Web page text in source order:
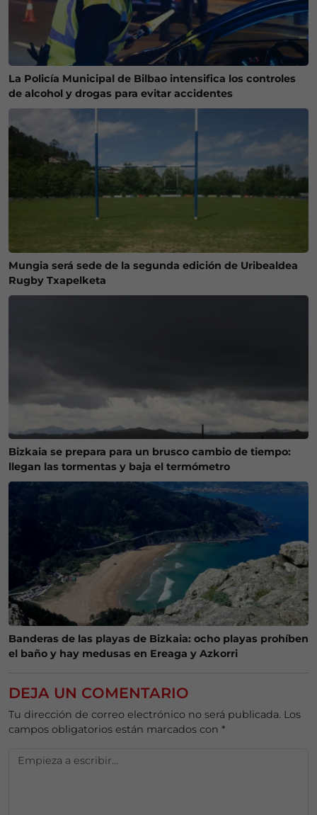
La Policía Municipal de Bilbao intensifica los controles
de alcohol y drogas para evitar accidentes
Mungia será sede de la segunda edición de Uribealdea
Rugby Txapelketa
Bizkaia se prepara para un brusco cambio de tiempo:
llegan las tormentas y baja el termómetro
Banderas de las playas de Bizkaia: ocho playas prohíben
el baño y hay medusas en Ereaga y Azkorri
DEJA UN COMENTARIO
Tu dirección de correo electrónico no será publicada. Los
campos obligatorios están marcados con *